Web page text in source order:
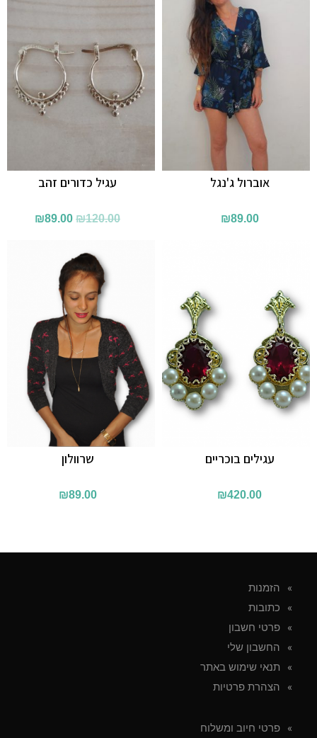
עגיל כדורים זהב
₪120.00
המחיר
היה:
₪120.00.
₪89.00
אוברול ג'נגל
₪89.00
שרוולון
₪89.00
עגילים בוכריים
₪420.00
הזמנות
כתובות
פרטי חשבון
החשבון שלי
תנאי שימוש באתר
הצהרת פרטיות
פרטי חיוב ומשלוח